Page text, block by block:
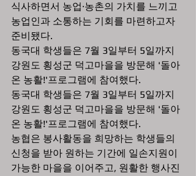
식사하면서 농업·농촌의 가치를 느끼고
농업인과 소통하는 기회를 마련하고자
준비됐다.
동국대 학생들은 7월 3일부터 5일까지
강원도 횡성군 덕고마을을 방문해 '돌아
온 농활!'프로그램에 참여했다.
동국대 학생들은 7월 3일부터 5일까지
강원도 횡성군 덕고마을을 방문해 '돌아
온 농활!'프로그램에 참여했다.
농협은 봉사활동을 희망하는 학생들의
신청을 받아 원하는 기간에 일손지원이
가능한 마을을 이어주고, 원활한 행사진